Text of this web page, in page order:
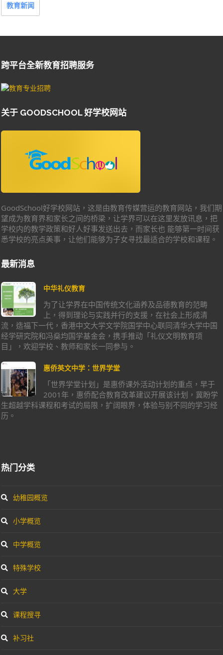
教育新闻
跨平台全新教育招聘服务
关于 GOODSCHOOL 好学校网站
GoodSchool好学校网站，这是由教育传媒营运的教育网站，我们期
望成为教育界和家长之间的桥梁，让学界可以在这里发放讯息，把
学校内的教学政策和好人好事发送出去，而家长也 能够第一时间获
悉学校的亮点美事，让他们能够为子女寻找最适合的学校和课程。
最新消息
中华礼仪教育
为了让学界在中国传统文化涵养及品德教育的范畴
上，得到理论与实践并行的支援，在社会上形成清
流，造福下一代，香港中文大学文学院国学中心联同清华大学中国
经学研究院和冯燊均国学基金会，携手推动「礼仪文明教育项
目」，欢迎学校、教师和家长一同参与。
惠侨英文中学：世界学堂
「世界学堂计划」是惠侨课外活动计划的重点，早于
2001年，惠侨配合教育改革建议开展该计划，冀盼学
生超越学科课程和考试的局限，扩阔眼界，体验与别不同的学习经
历。
热门分类
幼稚园概览
小学概览
中学概览
特殊学校
大学
课程搜寻
补习社